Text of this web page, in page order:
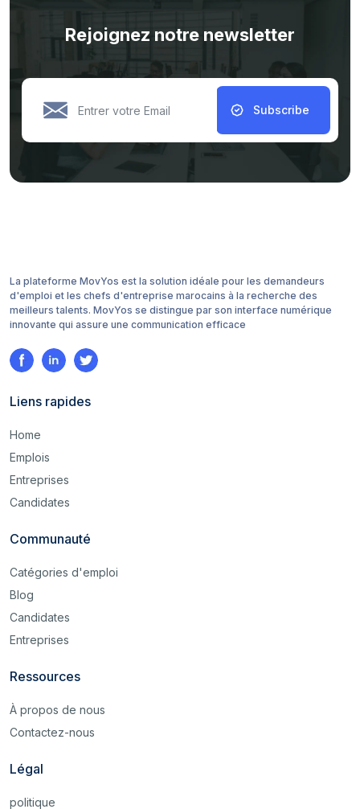
Rejoignez notre newsletter
Subscribe
La plateforme MovYos est la solution idéale pour les demandeurs
d'emploi et les chefs d'entreprise marocains à la recherche des
meilleurs talents. MovYos se distingue par son interface numérique
innovante qui assure une communication efficace
Liens rapides
Home
Emplois
Entreprises
Candidates
Communauté
Catégories d'emploi
Blog
Candidates
Entreprises
Ressources
À propos de nous
Contactez-nous
Légal
politique